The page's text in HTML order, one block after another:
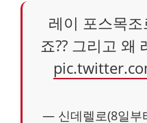
레이 포스목
죠?? 그리고 왜
— 신데렐로(8일부